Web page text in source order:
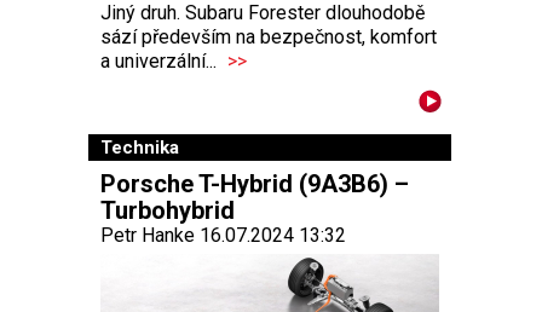
Jiný druh. Subaru Forester dlouhodobě
sází především na bezpečnost, komfort
a univerzální... >>
Technika
Porsche T-Hybrid (9A3B6) –
Turbohybrid
Petr Hanke 16.07.2024 13:32